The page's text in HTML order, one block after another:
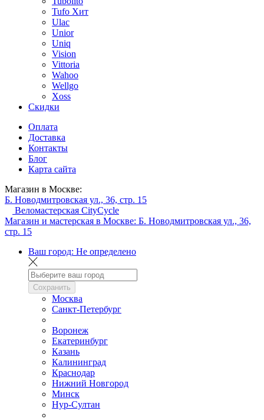
Tufo Хит
Ulac
Unior
Uniq
Vision
Vittoria
Wahoo
Wellgo
Xoss
Скидки
Оплата
Доставка
Контакты
Блог
Карта сайта
Магазин в Москве:
Б. Новодмитровская ул., 36, стр. 15
Веломастерская CityCycle
Магазин и мастерская в Москве: Б. Новодмитровская ул., 36,
стр. 15
Ваш город: Не определено
Сохранить
Москва
Санкт-Петербург
Воронеж
Екатеринбург
Казань
Калининград
Краснодар
Нижний Новгород
Минск
Нур-Султан